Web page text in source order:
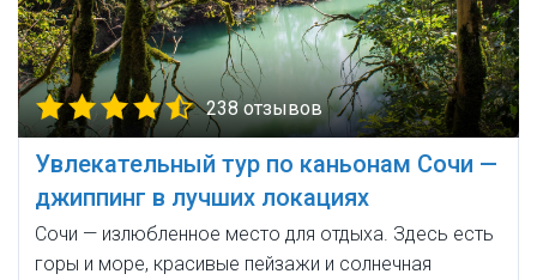
238 отзывов
Увлекательный тур по каньонам Сочи —
джиппинг в лучших локациях
Сочи — излюбленное место для отдыха. Здесь есть
горы и море, красивые пейзажи и солнечная